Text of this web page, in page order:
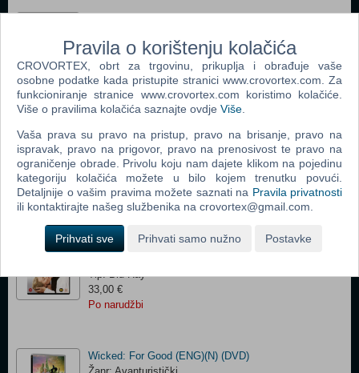
Tip: DVD
13,88 €
Po narudžbi
Wuthering Heights (ENG)(N) (Blu-Ray)
Žanr: Drama
Tip: Blu-Ray
13,88 €
Po narudžbi
Wuthering Heights /4K (ENG)(N) (Blu-Ray)
Tip: Blu-Ray
33,00 €
Po narudžbi
Wicked: For Good (ENG)(N) (DVD)
Pravila o korištenju kolačića
CROVORTEX, obrt za trgovinu, prikuplja i obrađuje vaše
osobne podatke kada pristupite stranici www.crovortex.com. Za
funkcioniranje stranice www.crovortex.com koristimo kolačiće.
Više o pravilima kolačića saznajte ovdje Više
Vaša prava su pravo na pristup, pravo na brisanje, pravo na
ispravak, pravo na prigovor, pravo na prenosivost te pravo na
ograničenje obrade. Privolu koju nam dajete klikom na pojedinu
kategoriju kolačića možete u bilo kojem trenutku povući.
Detaljnije o vašim pravima možete saznati na Pravila privatnosti
ili kontaktirajte našeg službenika na crovortex@gmail.com.
Prihvati sve Prihvati samo nužno Postavke